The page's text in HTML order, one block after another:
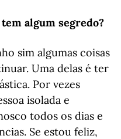
algum segredo?
sim algumas coisas
Uma delas é ter
Por vezes
isolada e
todos os dias e
Se estou feliz,